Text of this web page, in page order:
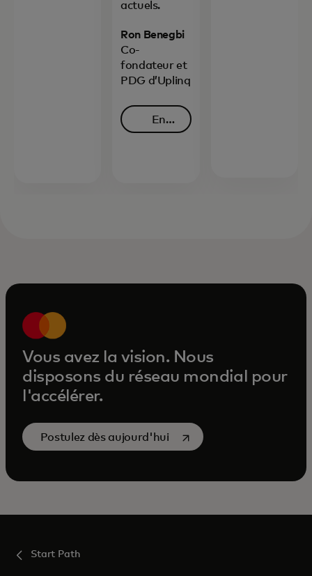
actuels.
Ron Benegbi
Co-
fondateur et
PDG d’Uplinq
En
Vous avez la vision. Nous
disposons du réseau mondial pour
l'accélérer.
Postulez dès aujourd'hui s’ouvre dans un nouvel
Start Path